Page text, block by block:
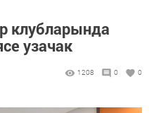
клубларында
узачак
1208 0 0